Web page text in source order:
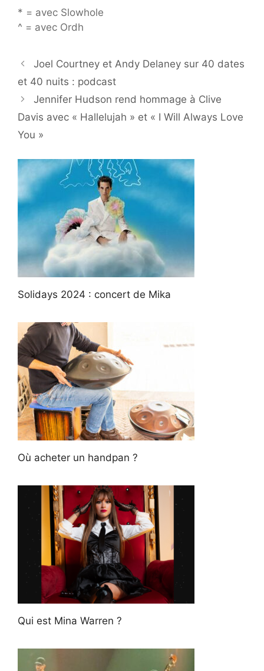
* = avec Slowhole
^ = avec Ordh
Joel Courtney et Andy Delaney sur 40 dates
et 40 nuits : podcast
Jennifer Hudson rend hommage à Clive
Davis avec « Hallelujah » et « I Will Always Love
You »
Solidays 2024 : concert de Mika
Où acheter un handpan ?
Qui est Mina Warren ?